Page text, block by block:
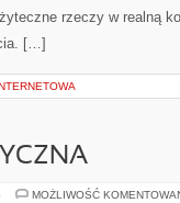
rzeczy w realną
[…]
MOŻLIWOŚĆ